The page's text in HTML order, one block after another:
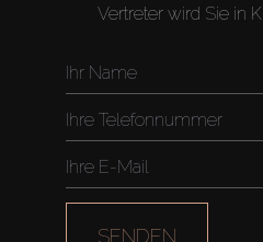
Kaufen
Miete
Vertreter wird Sie in
SENDEN